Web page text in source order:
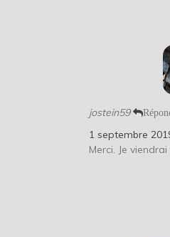
jostein59
1 septembre
Merci. Je